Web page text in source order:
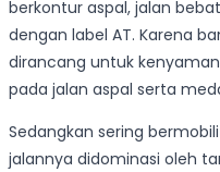
berkontur aspal, jalan
dengan label AT. Karena
dirancang untuk
pada jalan aspal serta
Sedangkan sering
jalannya didominasi oleh